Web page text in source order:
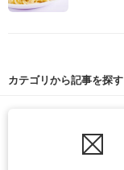
カテゴリから記事を探す